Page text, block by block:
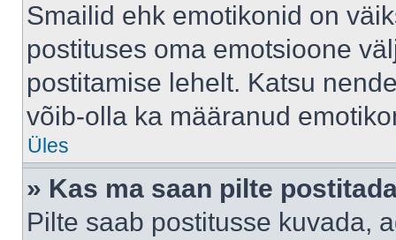
Smailid ehk emotikonid on
postituses oma emotsioone
postitamise lehelt. Katsu
võib-olla ka määranud
Üles
» Kas ma saan pilte
Pilte saab postitusse kuvada,